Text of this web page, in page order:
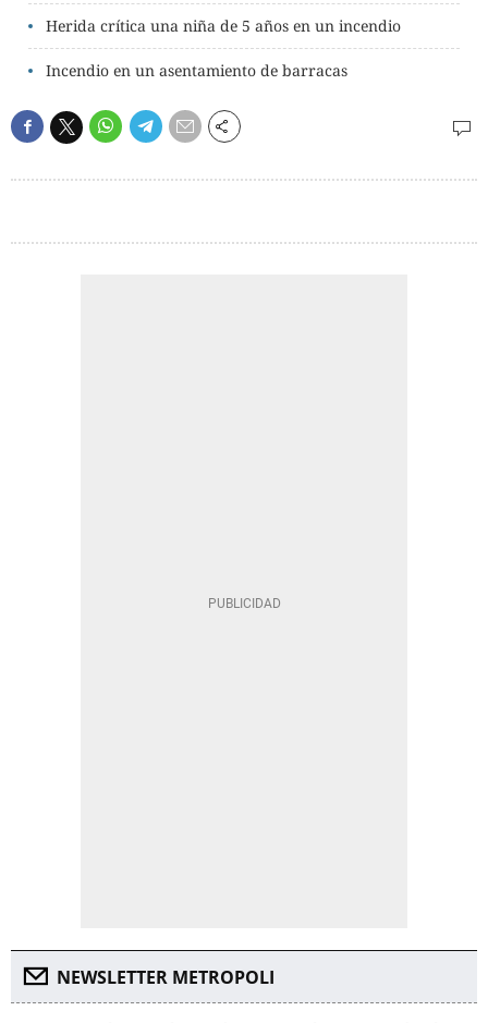
Herida crítica una niña de 5 años en un incendio
Incendio en un asentamiento de barracas
NEWSLETTER METROPOLI